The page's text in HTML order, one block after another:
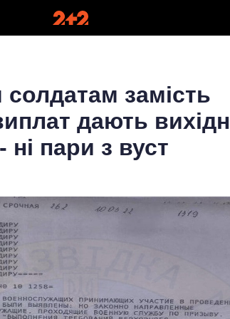
солдатам замість
дають
пари з вуст